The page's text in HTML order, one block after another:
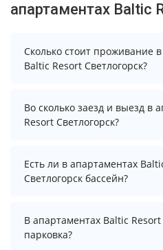
апартаментах Baltic
Сколько стоит проживание
Baltic Resort Светлогорск?
Стоимость проживания в
Светлогорск начинается от
увидеть актуальные цены
Во сколько заезд и выезд в
Resort Светлогорск?
Заезд возможен после 14:00,
осуществить до 12:00.
Есть ли в апартаментах
Светлогорск бассейн?
В апартаментах Baltic Resort
бассейна.
В апартаментах Baltic Resort
парковка?